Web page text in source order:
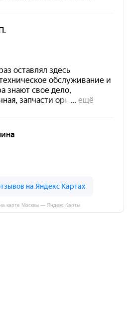
карте Москвы — Яндекс Карты